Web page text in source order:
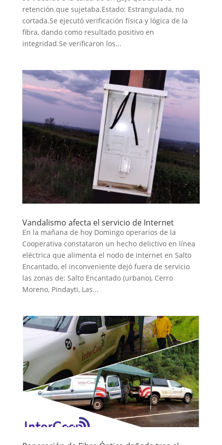
retención que sujetaba.Estado: Estrangulada, no
cortada.Se ejecutó verificación física y lógica de la
fibra, dando como resultado positivo en
integridad.Se verificaron los...
Vandalismo afecta el servicio de Internet
En la mañana de hoy Domingo operarios de la
Cooperativa constataron un hecho delictivo en línea
eléctrica que alimenta el nodo de internet en Salto
Encantado, el inconveniente dejó fuera de servicio
las zonas de: Salto Encantado (urbano), Cerro
Moreno, Pindayti, Las...